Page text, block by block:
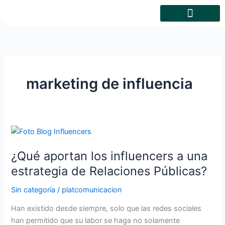
marketing de influencia
¿Qué aportan los influencers a una
estrategia de Relaciones Públicas?
Sin categoría / platcomunicacion
Han existido desde siempre, solo que las redes sociales
han permitido que su labor se haga no solamente
¿Qué
los
influencers
a
una